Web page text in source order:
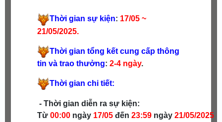
Thời gian sự kiện: 17/05 ~
21/05/2025.
Thời gian tổng kết cung cấp thông
tin và trao thưởng: 2-4ngày.
Thời gian chi tiết:
- Thời gian diễn ra sự kiện:
Từ 00:00ngày 17/05đến 23:59ngày 21/05/2025